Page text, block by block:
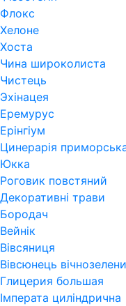
Флокс
Хелоне
Хоста
Чина широколиста
Чистець
Эхінацея
Еремурус
Ерінгіум
Цинерарія
Юкка
Роговик повстяний
Декоративні трави
Бородач
Вейнік
Вівсяниця
Вівсюнець
Глицерия большая
Імперата циліндрична